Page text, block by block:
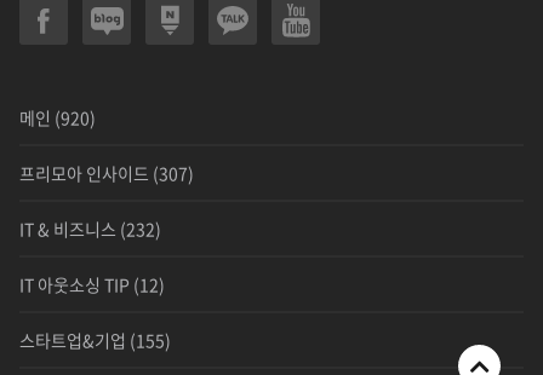
메인 (920)
프리모아 인사이드 (307)
IT & 비즈니스 (232)
IT 아웃소싱 TIP (12)
스타트업&기업 (155)